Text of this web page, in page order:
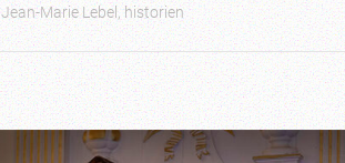
Jean-Marie Lebel, historien